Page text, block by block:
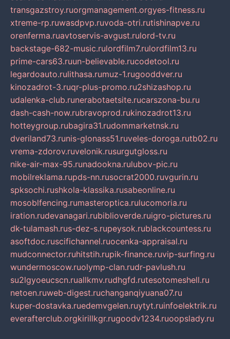
transgazstroy.ruorgmanagement.orgyes-fitness.ru
xtreme-rp.ruwasdpvp.ruvoda-otri.rutishinapve.ru
orenferma.ruavtoservis-avgust.rulord-tv.ru
backstage-682-music.rulordfilm7.rulordfilm13.ru
prime-cars63.ruun-believable.rucodetool.ru
legardoauto.rulithasa.rumuz-1.rugooddver.ru
kinozadrot-3.ruqr-plus-promo.ru2shizashop.ru
udalenka-club.runerabotaetsite.rucarszona-bu.ru
dash-cash-now.rubravoprod.rukinozadrot13.ru
hotteygroup.rubagira31.rudommarketnsk.ru
dveriland73.runis-glonass51.ruveles-doroga.rutb02.ru
vrema-zdorov.ruvelonik.rusurgutgloss.ru
nike-air-max-95.runadookna.rulubov-pic.ru
mobilreklama.rupds-nn.rusocrat2000.ruvgurin.ru
spksochi.rushkola-klassika.rusabeonline.ru
mosoblfencing.rumasteroptica.rulucomoria.ru
iration.rudevanagari.rubiblioverde.ruigro-pictures.ru
dk-tulamash.rus-dez-s.rupeysok.rublackcountess.ru
asoftdoc.ruscifichannel.ruocenka-appraisal.ru
mudconnector.ruhitstih.rupik-finance.ruvip-surfing.ru
wundermoscow.ruolymp-clan.rudr-pavlush.ru
su2lgyoeucscn.ruallkmv.rudhgfd.rutesotomeshell.ru
netoen.ruweb-digest.ruchanganqiyuana07.ru
kuper-dostavka.ruedemvgelen.ruytyt.ruinfoelektrik.ru
everafterclub.orgkirillkgr.rugoodv1234.ruoopslady.ru